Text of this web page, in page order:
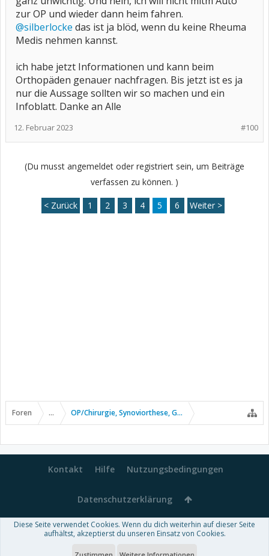
zur OP und wieder dann heim fahren.
@silberlocke das ist ja blöd, wenn du keine Rheuma
Medis nehmen kannst.
ich habe jetzt Informationen und kann beim
Orthopäden genauer nachfragen. Bis jetzt ist es ja
nur die Aussage sollten wir so machen und ein
Infoblatt. Danke an Alle
#100
12. Februar 2023
(Du musst angemeldet oder registriert sein, um Beiträge
verfassen zu können. )
< Zurück 1 2 3 4 5 6 Weiter >
Foren ... OP/Chirurgie, Synoviorthese, Gelenkpunktion usw.
Kontakt Hilfe Nutzungsbedingungen
Datenschutzerklärung
Forum software by XenForo™-Deutsch von xenDach
Theme designed byThemeHouse
Diese Seite verwendet Cookies. Wenn du dich weiterhin auf dieser Seite
aufhältst, akzeptierst du unseren Einsatz von Cookies.